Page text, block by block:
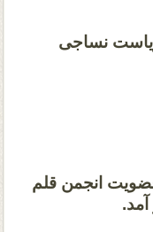
نساجی
خورشیدی به عضویت انجمن قلم